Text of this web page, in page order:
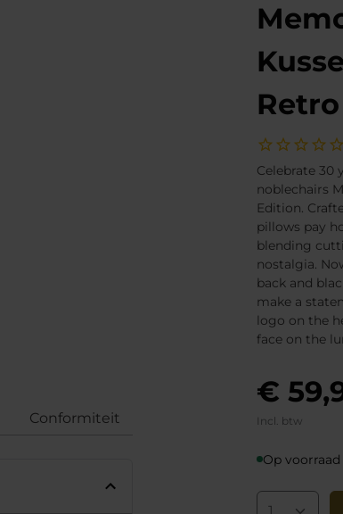
Celebrate 30
noblechairs
Edition.
pillows pay
blending
nostalgia.
back and
make a
logo on the
face on the
€
Op voorraad
Incl. btw
Conformiteit